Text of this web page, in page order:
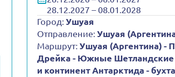
28.12.2027 – 08.01.2028
Город: Ушуая
Отправление: Ушуая
Маршрут: Ушуая (Аргентина) -
Дрейка - Южные Шетландские
и континент Антарктида -